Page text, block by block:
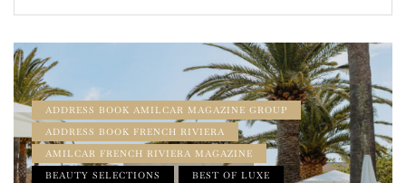
ADDRESS BOOK AMILCAR MAGAZINE GROUP
ADDRESS BOOK FRENCH RIVIERA
AMILCAR FRENCH RIVIERA MAGAZINE
BEAUTY SELECTIONS
BEST OF LUXE